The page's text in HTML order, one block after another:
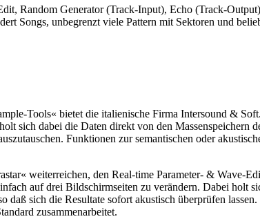
Random Generator (Track-Input), Echo (Track-
Songs, unbegrenzt viele Pattern mit Sektoren und
Tools« bietet die italienische Firma Intersound &
sich dabei die Daten direkt von den Massenspeichern
Funktionen zur semantischen oder
weiterreichen, den Real-time Parameter- &
auf drei Bildschirmseiten zu verändern. Dabei holt
sich die Resultate sofort akustisch überprüfen
zusammenarbeitet.